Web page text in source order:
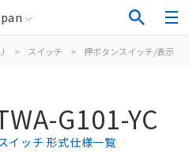
> スイッチ > 押ボタンスイッチ/表示灯
G101-YC
イッチ 形式仕様一覧